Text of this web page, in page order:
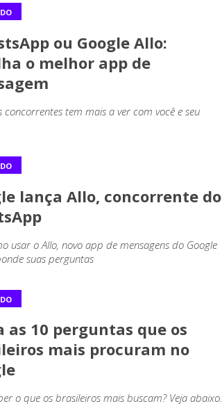
ou Google Allo:
o melhor app de
concorrentes tem mais a ver com você e seu
lança Allo, concorrente do
usar o Allo, novo app de mensagens do Google
suas perguntas
as 10 perguntas que os
mais procuram no
o que os brasileiros mais buscam? Veja abaixo.